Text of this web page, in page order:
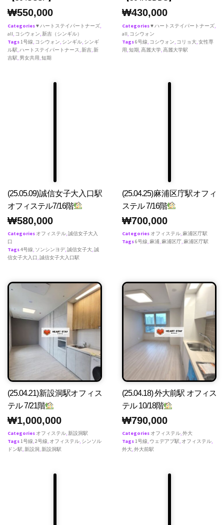
₩550,000
Categories♥ ハートステイパートナーズ,
all, コシウォン,新吉（シンギル）
Tags1号線, コシウォン, シンギル, シンギ
ル駅,ハートステイパートナース,新吉,新
吉駅, 男女共用,短期
₩430,000
Categories♥ ハートステイパートナーズ,
all, コシウォン
Tags6号線, コシウォン, コリョ大,女性専
用,短期,高麗大学,高麗大学駅
(25.05.09)誠信女子大入口駅
オフィステル7/16階
₩580,000
Categories オフィステル,誠信女子大入
口
Tags4号線, ソンシンヨデ,誠信女子大,誠
信女子大入口,誠信女子大入口駅
(25.04.25)麻浦区庁駅オフィ
ステル 7/16階
₩700,000
Categories オフィステル, 麻浦区庁駅
Tags6号線, 麻浦, 麻浦区庁, 麻浦区庁駅
(25.04.21)新設洞駅オフィス
テル 7/21階
₩1,000,000
Categories オフィステル,新設洞駅
Tags1号線,2号線, オフィステル, シンソル
ドン駅,新設洞 ,新設洞駅
(25.04.18) 外大前駅 オフィス
テル 10/18階
₩790,000
Categories オフィステル,外大
Tags1号線, ウェデアプ駅, オフィステル,
外大,外大前駅